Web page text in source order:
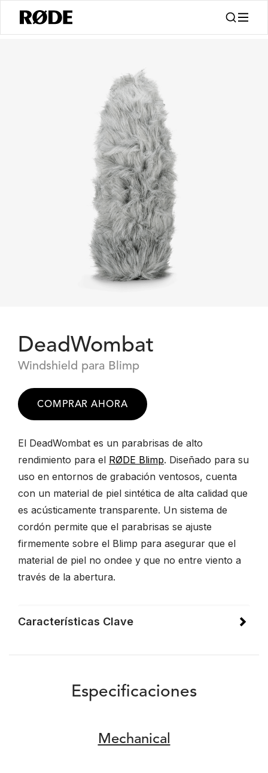
DeadWombat
Windshield para Blimp
COMPRAR AHORA
El DeadWombat es un parabrisas de alto
rendimiento para el RØDE Blimp. Diseñado para su
uso en entornos de grabación ventosos, cuenta
con un material de piel sintética de alta calidad que
es acústicamente transparente. Un sistema de
cordón permite que el parabrisas se ajuste
firmemente sobre el Blimp para asegurar que el
material de piel no ondee y que no entre viento a
través de la abertura.
Características Clave
Especificaciones
Mechanical